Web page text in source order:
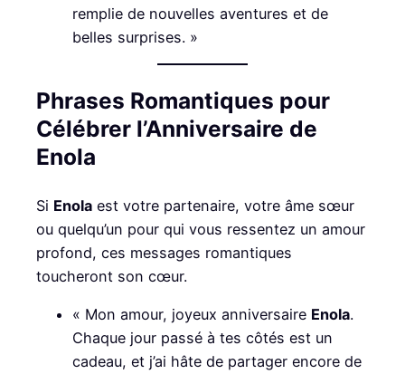
remplie de nouvelles aventures et de
belles surprises. »
Phrases Romantiques pour
Célébrer l’Anniversaire de
Enola
Si Enola est votre partenaire, votre âme sœur
ou quelqu’un pour qui vous ressentez un amour
profond, ces messages romantiques
toucheront son cœur.
« Mon amour, joyeux anniversaire Enola.
Chaque jour passé à tes côtés est un
cadeau, et j’ai hâte de partager encore de